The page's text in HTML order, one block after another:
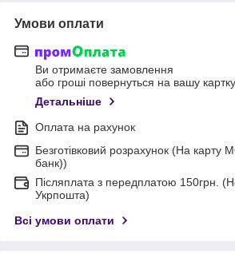
Умови оплати
Ви отримаєте замовлення
або гроші повернуться на вашу картку
Детальніше
Оплата на рахунок
Безготівковий розрахунок (На карту
банк))
Післяплата з передплатою 150грн.
Укрпошта)
Всі умови оплати